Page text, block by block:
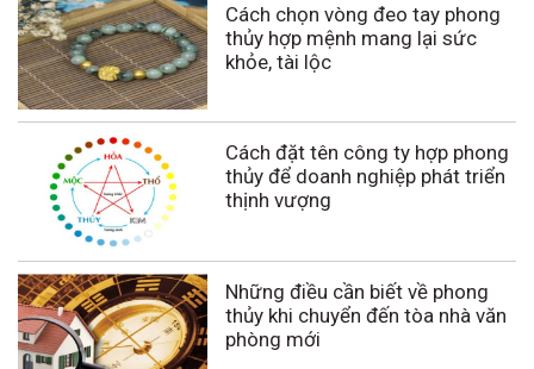
Cách chọn vòng đeo tay phong
thủy hợp mệnh mang lại sức
khỏe, tài lộc
Cách đặt tên công ty hợp phong
thủy để doanh nghiệp phát triển
thịnh vượng
Những điều cần biết về phong
thủy khi chuyển đến tòa nhà văn
phòng mới